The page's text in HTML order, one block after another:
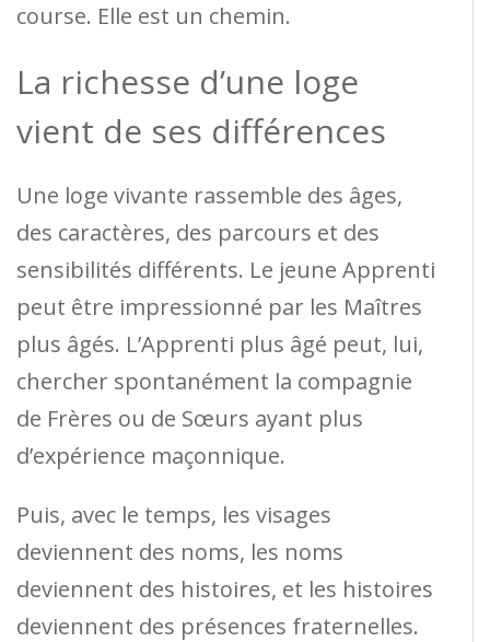
course. Elle est un chemin.
La richesse d’une loge
vient de ses différences
Une loge vivante rassemble des âges,
des caractères, des parcours et des
sensibilités différents. Le jeune Apprenti
peut être impressionné par les Maîtres
plus âgés. L’Apprenti plus âgé peut, lui,
chercher spontanément la compagnie
de Frères ou de Sœurs ayant plus
d’expérience maçonnique.
Puis, avec le temps, les visages
deviennent des noms, les noms
deviennent des histoires, et les histoires
deviennent des présences fraternelles.